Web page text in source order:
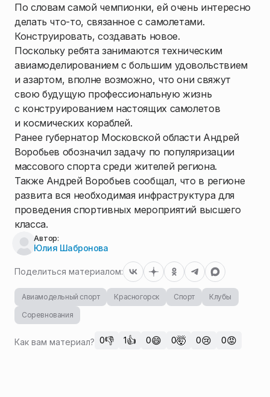
По словам самой чемпионки, ей очень интересно
делать что-то, связанное с самолетами.
Конструировать, создавать новое.
Поскольку ребята занимаются техническим
авиамоделированием с большим удовольствием
и азартом, вполне возможно, что они свяжут
свою будущую профессиональную жизнь
с конструированием настоящих самолетов
и космических кораблей.
Ранее губернатор Московской области Андрей
Воробьев обозначил задачу по популяризации
массового спорта среди жителей региона.
Также Андрей Воробьев сообщал, что в регионе
развита вся необходимая инфраструктура для
проведения спортивных мероприятий высшего
класса.
Автор:
Юлия Шабронова
Поделиться материалом:
Авиамодельный спорт Красногорск Спорт
Клубы
Соревнования
Как вам материал? 0👎 1👍 0😄 0🤯 0😢 0😡